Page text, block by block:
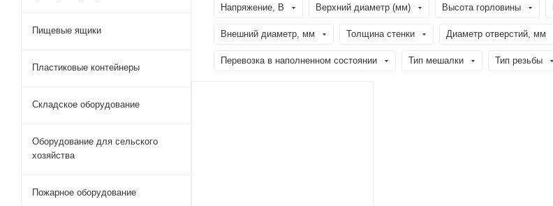
Напряжение, В Верхний диаметр (мм) Высота горловины
Внешний диаметр, мм Толщина стенки Диаметр отверстий, мм
Перевозка в наполненном состоянии Тип мешалки Тип резьбы
Пищевые ящики
Пластиковые контейнеры
Складское оборудование
Оборудование для сельского
хозяйства
Пожарное оборудование